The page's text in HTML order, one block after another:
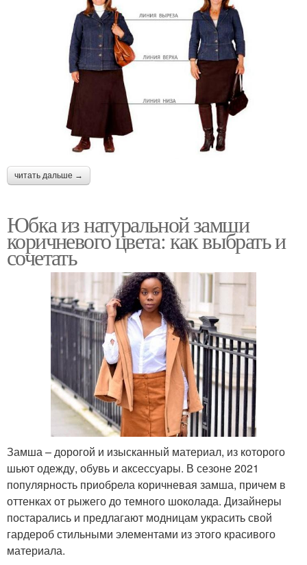
читать дальше →
Юбка из натуральной замши
коричневого цвета: как выбрать и
сочетать
Замша – дорогой и изысканный материал, из которого
шьют одежду, обувь и аксессуары. В сезоне 2021
популярность приобрела коричневая замша, причем в
оттенках от рыжего до темного шоколада. Дизайнеры
постарались и предлагают модницам украсить свой
гардероб стильными элементами из этого красивого
материала.